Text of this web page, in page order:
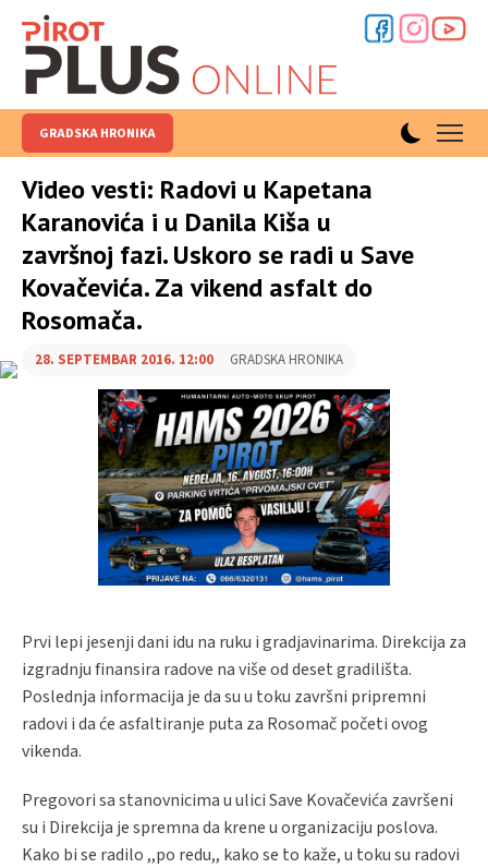
GRADSKA HRONIKA
Video vesti: Radovi u Kapetana
Karanovića i u Danila Kiša u
završnoj fazi. Uskoro se radi u Save
Kovačevića. Za vikend asfalt do
Rosomača.
28. SEPTEMBAR 2016. 12:00 GRADSKA HRONIKA
Prvi lepi jesenji dani idu na ruku i gradjavinarima. Direkcija za
izgradnju finansira radove na više od deset gradilišta.
Poslednja informacija je da su u toku završni pripremni
radovi i da će asfaltiranje puta za Rosomač početi ovog
vikenda.
Pregovori sa stanovnicima u ulici Save Kovačevića završeni
su i Direkcija je spremna da krene u organizaciju poslova.
Kako bi se radilo ,,po redu,, kako se to kaže, u toku su radovi